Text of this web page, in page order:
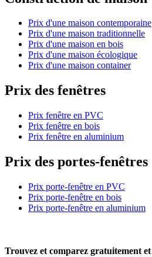
Prix d'une maison contemporaine
Prix d'une maison traditionnelle
Prix d'une maison en bois
Prix d'une maison écologique
Prix d'une maison container
Prix des fenêtres
Prix fenêtre en PVC
Prix fenêtre en bois
Prix fenêtre en aluminium
Prix des portes-fenêtres
Prix porte-fenêtre en PVC
Prix porte-fenêtre en bois
Prix porte-fenêtre en aluminium
Trouvez et comparez gratuitement et